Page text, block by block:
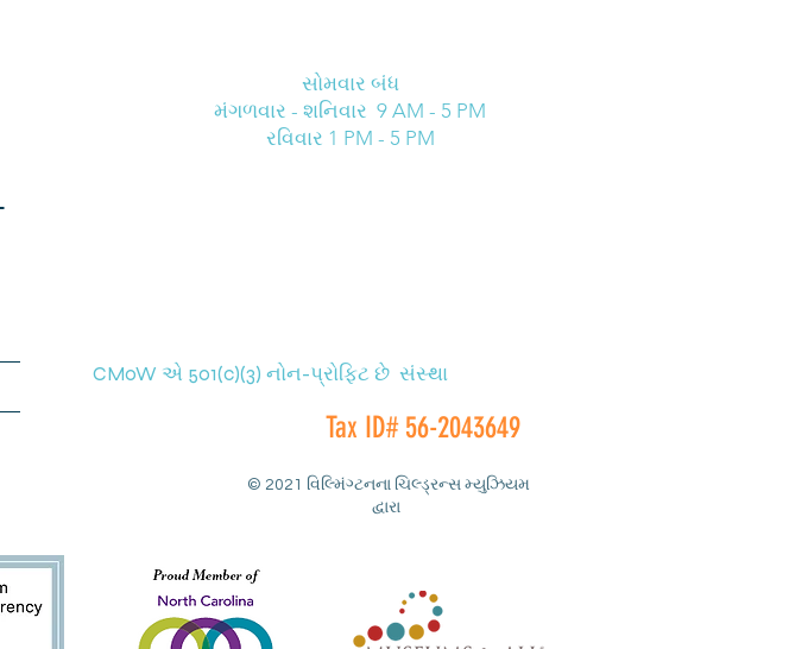
સોમવાર બંધ
મંગળવાર - શનિવાર 9 AM - 5 PM
રવિવાર 1 PM - 5 PM
CMoW એ 501(c)(3) નોન-પ્રોફિટ છે સંસ્થા
Tax ID# 56-2043649
© 2021 વિલ્મિંગ્ટનના ચિલ્ડ્રન્સ મ્યુઝિયમ
દ્વારા